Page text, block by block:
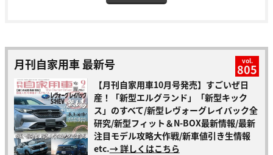
月刊自家用車 最新号 vol.
805
【月刊自家用車10月号発売】すごいぜ日
産！「新型エルグランド」「新型キック
ス」のすべて/新型レヴォーグレイバック全
研究/新型フィット＆N-BOX最新情報/最新
注目モデル攻略大作戦/新車値引き生情報
etc.→ 詳しくはこちら